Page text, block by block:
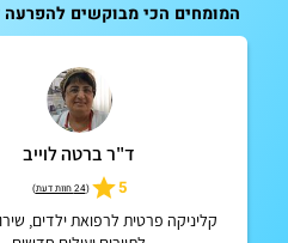
המומחים הכי מבוקשים להפרעה
ד"ר ברטה לוייב
5
(24 חוות דעת )
קליניקה פרטית לרפואת ילדים,